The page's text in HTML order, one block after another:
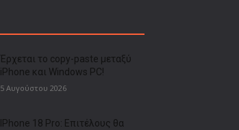
Έρχεται το copy-paste μεταξύ
iPhone και Windows PC!
5 Αυγούστου 2026
IPhone 18 Pro: Επιτέλους θα